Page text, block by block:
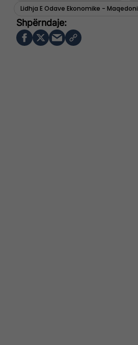
Lidhja E Odave Ekonomike - Maqedoni